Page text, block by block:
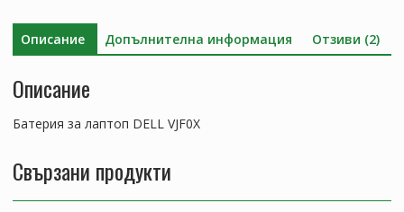
Описание Допълнителна информация Отзиви (2)
Описание
Батерия за лаптоп DELL VJF0X
Свързани продукти